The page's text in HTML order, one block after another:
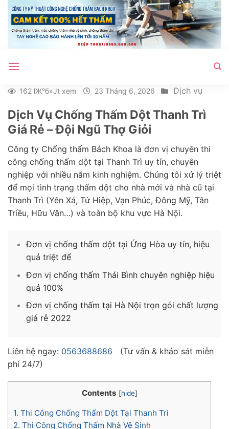
qua
nội
162 lЖ°б»Јt xem 23 Tháng 6, 2026 Dịch vụ
Dịch Vụ Chống Thấm Dột Thanh Trì
Giá Rẻ – Đội Ngũ Thợ Giỏi
Công ty Chống thấm Bách Khoa là đơn vị chuyên thi
công chống thấm dột tại Thanh Trì uy tín, chuyên
nghiệp với nhiều năm kinh nghiệm. Chúng tôi xử lý triệt
để mọi tình trạng thấm dột cho nhà mới và nhà cũ tại
Thanh Trì (Yên Xá, Tứ Hiệp, Vạn Phúc, Đông Mỹ, Tân
Triều, Hữu Văn…) và toàn bộ khu vực Hà Nội.
Đơn vị chống thấm dột tại Ứng Hòa uy tín, hiệu
quả triệt để
Đơn vị chống thấm Thái Bình chuyên nghiệp hiệu
quả 100%
Đơn vị chống thấm tại Hà Nội trọn gói chất lượng
giá rẻ 2022
Liên hệ ngay: 0563688686 (Tư vấn & khảo sát miễn
phí 24/7)
Contents [hide]
1. Thi Công Chống Thấm Dột Tại Thanh Trì
2. Thi Công Chống Thấm Nhà Vệ Sinh